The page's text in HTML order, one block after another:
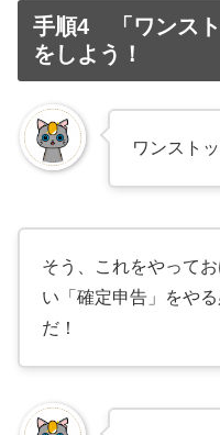
手順4 「ワンス
をしよう！
ワンスト
そう、これをやって
い「確定申告」をや
だ！